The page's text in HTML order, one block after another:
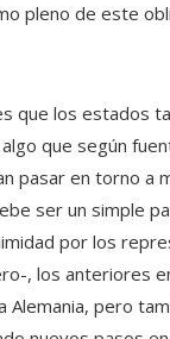
pleno de este
que los estados
que según
pasar en torno a
ser un simple
por los
, los anteriores
Alemania, pero